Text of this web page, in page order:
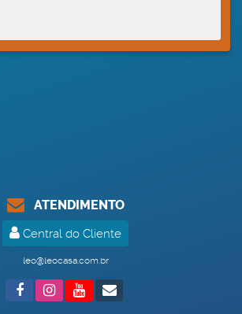
ATENDIMENTO
Central do Cliente
leo@leocasa.com.br